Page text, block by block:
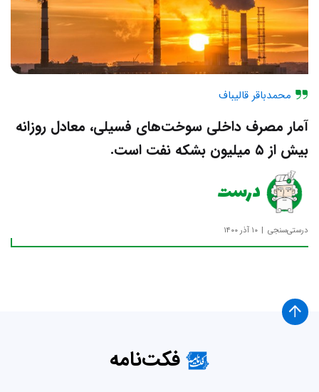
محمدباقر قالیباف
آمار مصرف داخلی سوخت‌های فسیلی، معادل روزانه
بیش از ۵ میلیون بشکه نفت است.
درست
درستی‌سنجی ۱۰ آذر ۱۴۰۰
فکت‌نامه